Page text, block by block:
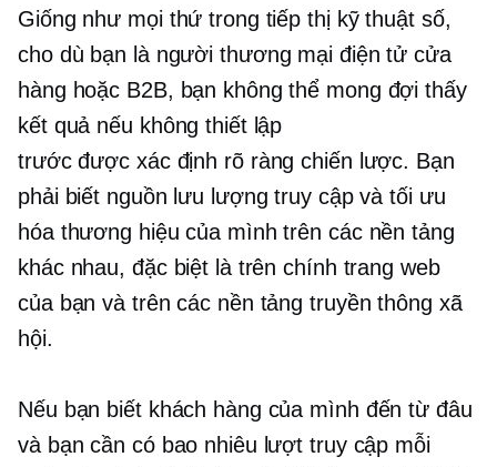
Giống như mọi thứ trong tiếp thị kỹ thuật số,
cho dù bạn là người thương mại điện tử cửa
hàng hoặc B2B, bạn không thể mong đợi thấy
kết quả nếu không thiết lập
trướcđược xác định rõ ràng chiến lược. Bạn
phải biết nguồn lưu lượng truy cập và tối ưu
hóa thương hiệu của mình trên các nền tảng
khác nhau, đặc biệt là trên chính trang web
của bạn và trên các nền tảng truyền thông xã
hội.
Nếu bạn biết khách hàng của mình đến từ đâu
và bạn cần có bao nhiêu lượt truy cập mỗi